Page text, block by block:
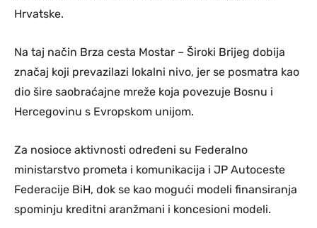
Hrvatske.
Na taj način Brza cesta Mostar – Široki Brijeg dobija
značaj koji prevazilazi lokalni nivo, jer se posmatra kao
dio šire saobraćajne mreže koja povezuje Bosnu i
Hercegovinu s Evropskom unijom.
Za nosioce aktivnosti određeni su Federalno
ministarstvo prometa i komunikacija i JP Autoceste
Federacije BiH, dok se kao mogući modeli finansiranja
spominju kreditni aranžmani i koncesioni modeli.